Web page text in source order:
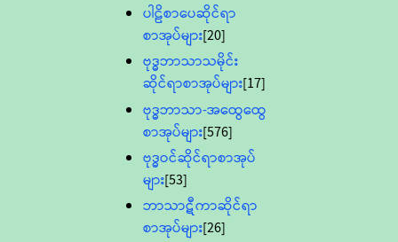
ပါဠိစာပေဆိုင်ရာ
စာအုပ်များ[20]
ဗုဒ္ဓဘာသာသမိုင်း
ဆိုင်ရာစာအုပ်များ[17]
ဗုဒ္ဓဘာသာ-အထွေထွေ
စာအုပ်များ[576]
ဗုဒ္ဓဝင်ဆိုင်ရာစာအုပ်
များ[53]
ဘာသာဋီကာဆိုင်ရာ
စာအုပ်များ[26]